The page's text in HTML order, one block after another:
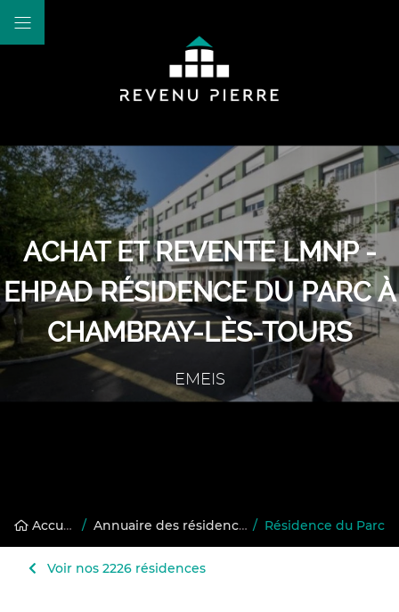
ACHAT ET REVENTE LMNP -
EHPAD RÉSIDENCE DU PARC À
CHAMBRAY-LÈS-TOURS
EMEIS
Accueil / Annuaire des résidences gérées / Résidence du Parc
Voir nos 2226 résidences